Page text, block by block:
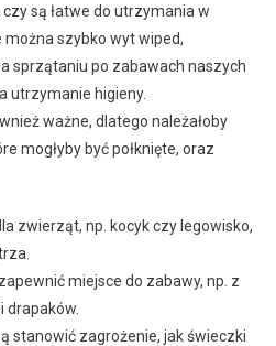
są łatwe do utrzymania w
szybko wyt wiped,
sprzątaniu po zabawach naszych
utrzymanie higieny.
ważne, dlatego należałoby
mogłyby być połknięte, oraz
zwierząt, np. kocyk czy legowisko,
miejsce do zabawy, np. z
stanowić zagrożenie, jak świeczki